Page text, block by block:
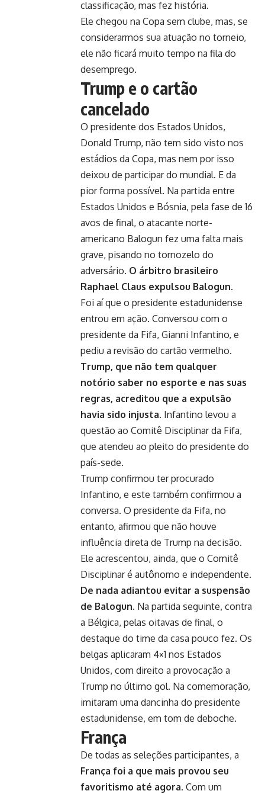
classificação, mas fez história.
Ele chegou na Copa sem clube, mas, se
considerarmos sua atuação no torneio,
ele não ficará muito tempo na fila do
desemprego.
Trump e o cartão
cancelado
O presidente dos Estados Unidos,
Donald Trump, não tem sido visto nos
estádios da Copa, mas nem por isso
deixou de participar do mundial. E da
pior forma possível. Na partida entre
Estados Unidos e Bósnia, pela fase de 16
avos de final, o atacante norte-
americano Balogun fez uma falta mais
grave, pisando no tornozelo do
adversário. O árbitro brasileiro
Raphael Claus expulsou Balogun.
Foi aí que o presidente estadunidense
entrou em ação. Conversou com o
presidente da Fifa, Gianni Infantino, e
pediu a revisão do cartão vermelho.
Trump, que não tem qualquer
notório saber no esporte e nas suas
regras, acreditou que a expulsão
havia sido injusta. Infantino levou a
questão ao Comitê Disciplinar da Fifa,
que atendeu ao pleito do presidente do
país-sede.
Trump confirmou ter procurado
Infantino, e este também confirmou a
conversa. O presidente da Fifa, no
entanto, afirmou que não houve
influência direta de Trump na decisão.
Ele acrescentou, ainda, que o Comitê
Disciplinar é autônomo e independente.
De nada adiantou evitar a suspensão
de Balogun. Na partida seguinte, contra
a Bélgica, pelas oitavas de final, o
destaque do time da casa pouco fez. Os
belgas aplicaram 4×1 nos Estados
Unidos, com direito a provocação a
Trump no último gol. Na comemoração,
imitaram uma dancinha do presidente
estadunidense, em tom de deboche.
França
De todas as seleções participantes, a
França foi a que mais provou seu
favoritismo até agora. Com um